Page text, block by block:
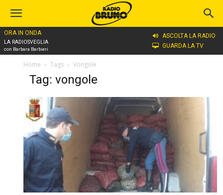
ORA IN ONDA
LA RADIOSVEGLIA
con Barbara Barbieri
ASCOLTA LA RADIO
GUARDA LA TV
Home Tags Vongole
Tag: vongole